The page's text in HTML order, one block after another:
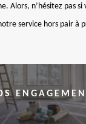
Alors, n’hésitez pas si
service hors pair à